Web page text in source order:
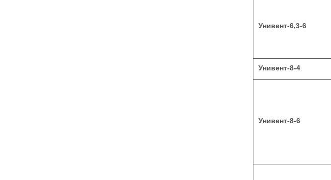
Унивент-6,3-6
Унивент-8-4
Унивент-8-6